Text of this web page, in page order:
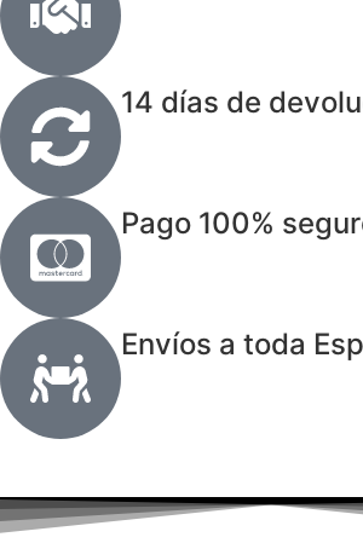
14 días de
Pago 100%
Envíos a toda